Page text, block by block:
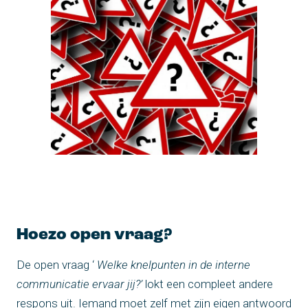
Hoezo open vraag?
De open vraag ‘ Welke knelpunten in de interne
communicatie ervaar jij?’lokt een compleet andere
respons uit. Iemand moet zelf met zijn eigen antwoord